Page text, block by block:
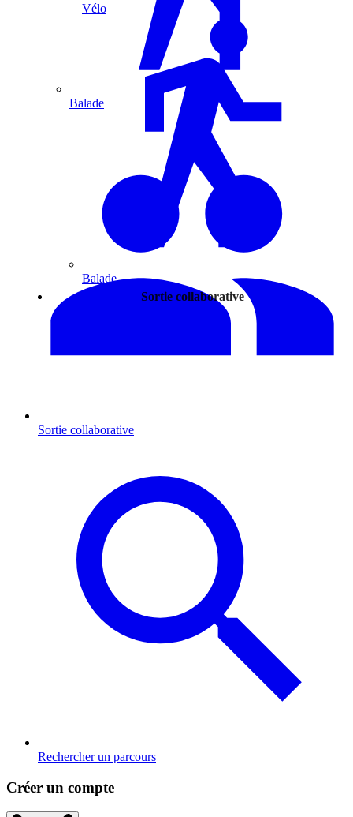
Vélo
Balade
Sortie collaborative
Balade
Sortie collaborative
Rechercher un parcours
Créer un compte